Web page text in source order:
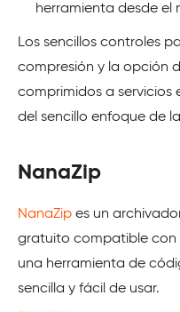
herramienta desde el
Los sencillos controles
compresión y la opción
comprimidos a servicios
del sencillo enfoque de
NanaZip
NanaZip es un
gratuito compatible con
una herramienta de
sencilla y fácil de usar.